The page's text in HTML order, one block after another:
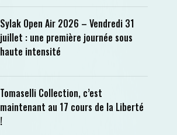
Sylak Open Air 2026 – Vendredi 31
juillet : une première journée sous
haute intensité
Tomaselli Collection, c’est
maintenant au 17 cours de la Liberté
!